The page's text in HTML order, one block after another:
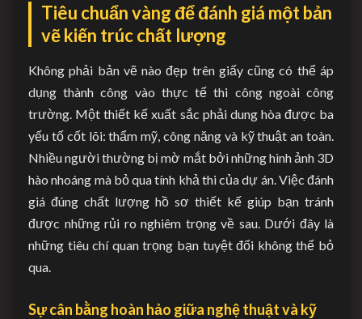
Tiêu chuẩn vàng để đánh giá một bản
vẽ kiến trúc chất lượng
Không phải bản vẽ nào đẹp trên giấy cũng có thể áp
dụng thành công vào thực tế thi công ngoài công
trường. Một thiết kế xuất sắc phải dung hòa được ba
yếu tố cốt lõi: thẩm mỹ, công năng và kỹ thuật an toàn.
Nhiều người thường bị mờ mắt bởi những hình ảnh 3D
hào nhoáng mà bỏ qua tính khả thi của dự án. Việc đánh
giá đúng chất lượng hồ sơ thiết kế giúp bạn tránh
được những rủi ro nghiêm trọng về sau. Dưới đây là
những tiêu chí quan trọng bạn tuyệt đối không thể bỏ
qua.
Sự cân bằng hoàn hảo giữa nghệ thuật và kỹ